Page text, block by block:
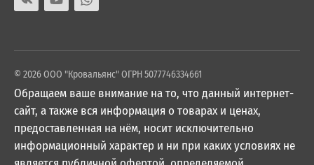
© 2026 ООО "Кровальянс" ОГРН 5077746334661
Обращаем ваше внимание на то, что данный интернет-
сайт, а также вся информация о товарах и ценах,
предоставленная на нём, носит исключительно
информационный характер и ни при каких условиях не